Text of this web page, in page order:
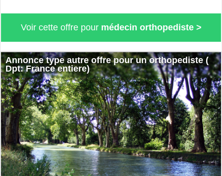
Voir cette offre pour médecin orthopediste >
Annonce type autre offre pour un orthopediste (
Dpt: France entiere)